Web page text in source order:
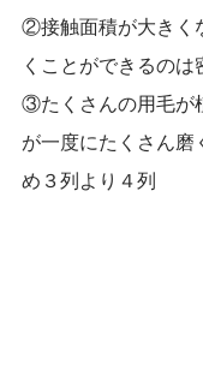
②接触面積が大きく
くことができるのは
③たくさんの用毛が
が一度にたくさん磨
め３列より４列